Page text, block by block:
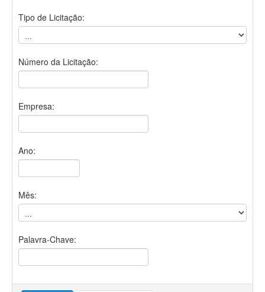
Tipo de Licitação:
Número da Licitação:
Empresa:
Ano:
Mês:
Palavra-Chave: